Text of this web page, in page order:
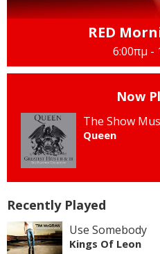
RED
6:00πμ -
Now
The Show
Queen
Recently Played
Use Somebody
Kings Of Leon